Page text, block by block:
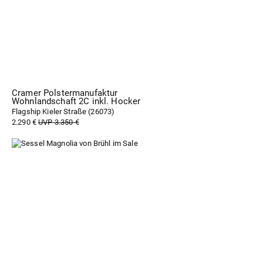
Cramer Polstermanufaktur
Wohnlandschaft 2C inkl. Hocker
Flagship Kieler Straße (26073)
2.290 €UVP 3.350 €